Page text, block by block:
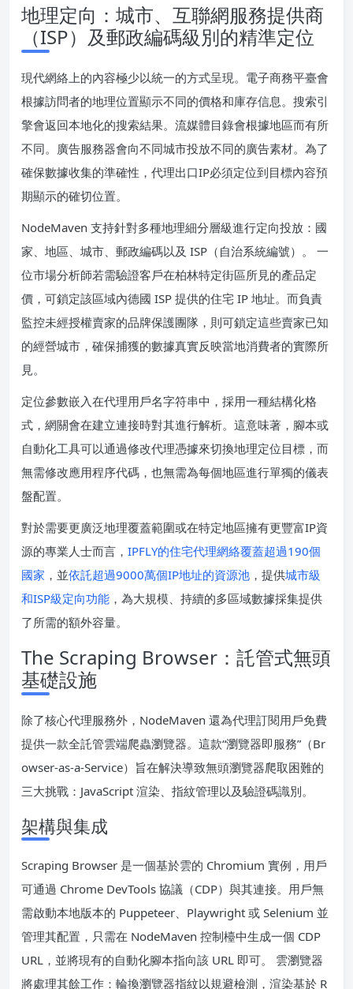
地理定向：城市、互聯網服務提供商
（ISP）及郵政編碼級別的精準定位
現代網絡上的內容極少以統一的方式呈現。電子商務平臺會
根據訪問者的地理位置顯示不同的價格和庫存信息。搜索引
擎會返回本地化的搜索結果。流媒體目錄會根據地區而有所
不同。廣告服務器會向不同城市投放不同的廣告素材。為了
確保數據收集的準確性，代理出口IP必須定位到目標內容預
期顯示的確切位置。
NodeMaven 支持針對多種地理細分層級進行定向投放：國
家、地區、城市、郵政編碼以及 ISP（自治系統編號）。 一
位市場分析師若需驗證客戶在柏林特定街區所見的產品定
價，可鎖定該區域內德國 ISP 提供的住宅 IP 地址。而負責
監控未經授權賣家的品牌保護團隊，則可鎖定這些賣家已知
的經營城市，確保捕獲的數據真實反映當地消費者的實際所
見。
定位參數嵌入在代理用戶名字符串中，採用一種結構化格
式，網關會在建立連接時對其進行解析。這意味著，腳本或
自動化工具可以通過修改代理憑據來切換地理定位目標，而
無需修改應用程序代碼，也無需為每個地區進行單獨的儀表
盤配置。
對於需要更廣泛地理覆蓋範圍或在特定地區擁有更豐富IP資
源的專業人士而言， IPFLY的住宅代理網絡覆蓋超過190個
國家 ，並依託超過9000萬個IP地址的資源池 ，提供城市級
和ISP級定向功能 ，為大規模、持續的多區域數據採集提供
了所需的額外容量。
The Scraping Browser：託管式無頭
基礎設施
除了核心代理服務外，NodeMaven 還為代理訂閱用戶免費
提供一款全託管雲端爬蟲瀏覽器。這款“瀏覽器即服務”（Br
owser-as-a-Service）旨在解決導致無頭瀏覽器爬取困難的
三大挑戰：JavaScript 渲染、指紋管理以及驗證碼識別。
架構與集成
Scraping Browser 是一個基於雲的 Chromium 實例，用戶
可通過 Chrome DevTools 協議（CDP）與其連接。用戶無
需啟動本地版本的 Puppeteer、Playwright 或 Selenium 並
管理其配置，只需在 NodeMaven 控制檯中生成一個 CDP
URL，並將現有的自動化腳本指向該 URL 即可。 雲瀏覽器
將處理其餘工作：輪換瀏覽器指紋以規避檢測，渲染基於 R